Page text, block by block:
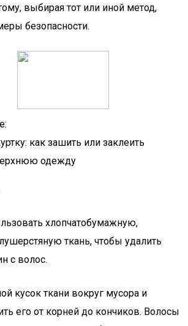
выбирая тот или иной метод,
безопасности.
как зашить или заклеить
одежду
хлопчатобумажную,
ткань, чтобы удалить
с волос.
кусок ткани вокруг мусора и
его от корней до кончиков. Волосы